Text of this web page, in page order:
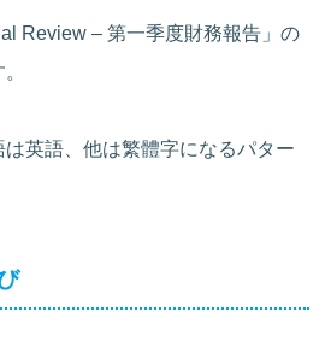
Review – 第一季度財務報告」の
英語、他は繁體字になるパター